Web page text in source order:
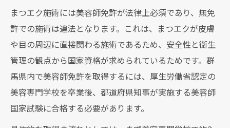
まつエク施術には美容師免許が法律上必須であり、無免
許での施術は違法となります。これは、まつエクが皮膚
や目の周辺に直接関わる施術であるため、安全性と衛生
管理の観点から国家資格が求められているためです。群
馬県内で美容師免許を取得するには、厚生労働省認定の
美容専門学校を卒業後、都道府県知事が実施する美容師
国家試験に合格する必要があります。